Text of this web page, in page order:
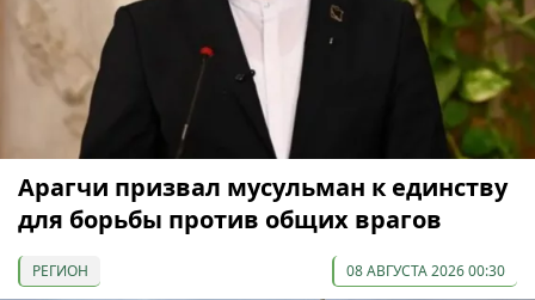
Арагчи призвал мусульман к единству
для борьбы против общих врагов
РЕГИОН 08 АВГУСТА 2026 00:30